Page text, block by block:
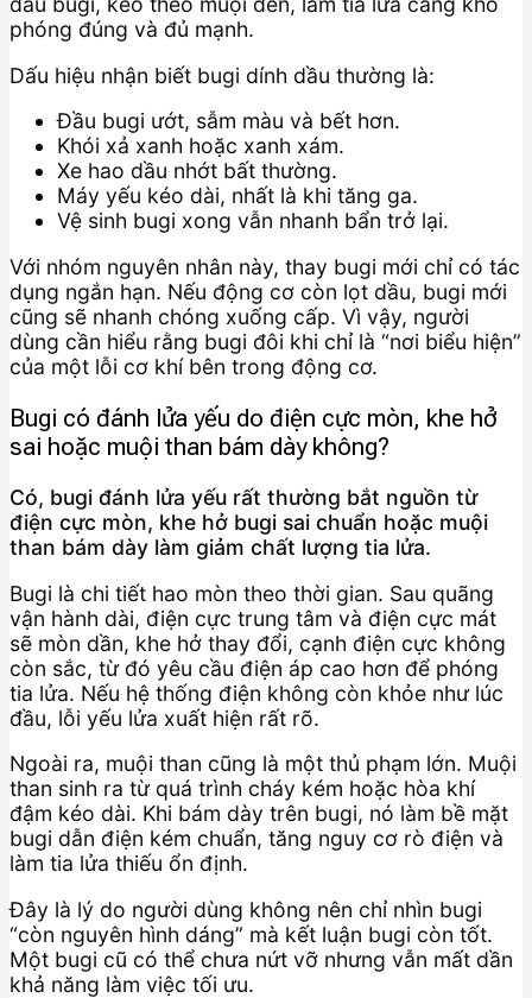
phóng đúng và đủ mạnh.
Dấu hiệu nhận biết bugi dính dầu thường là:
Đầu bugi ướt, sẫm màu và bết hơn.
Khói xả xanh hoặc xanh xám.
Xe hao dầu nhớt bất thường.
Máy yếu kéo dài, nhất là khi tăng ga.
Vệ sinh bugi xong vẫn nhanh bẩn trở lại.
Với nhóm nguyên nhân này, thay bugi mới chỉ có tác
dụng ngắn hạn. Nếu động cơ còn lọt dầu, bugi mới
cũng sẽ nhanh chóng xuống cấp. Vì vậy, người
dùng cần hiểu rằng bugi đôi khi chỉ là “nơi biểu hiện”
của một lỗi cơ khí bên trong động cơ.
Bugi có đánh lửa yếu do điện cực mòn, khe hở
sai hoặc muội than bám dày không?
Có, bugi đánh lửa yếu rất thường bắt nguồn từ
điện cực mòn, khe hở bugi sai chuẩn hoặc muội
than bám dày làm giảm chất lượng tia lửa.
Bugi là chi tiết hao mòn theo thời gian. Sau quãng
vận hành dài, điện cực trung tâm và điện cực mát
sẽ mòn dần, khe hở thay đổi, cạnh điện cực không
còn sắc, từ đó yêu cầu điện áp cao hơn để phóng
tia lửa. Nếu hệ thống điện không còn khỏe như lúc
đầu, lỗi yếu lửa xuất hiện rất rõ.
Ngoài ra, muội than cũng là một thủ phạm lớn. Muội
than sinh ra từ quá trình cháy kém hoặc hòa khí
đậm kéo dài. Khi bám dày trên bugi, nó làm bề mặt
bugi dẫn điện kém chuẩn, tăng nguy cơ rò điện và
làm tia lửa thiếu ổn định.
Đây là lý do người dùng không nên chỉ nhìn bugi
“còn nguyên hình dáng” mà kết luận bugi còn tốt.
Một bugi cũ có thể chưa nứt vỡ nhưng vẫn mất dần
khả năng làm việc tối ưu.